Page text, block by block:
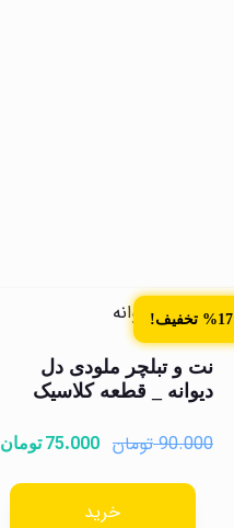
%17 تخفیف!
نت و تبلچر ملودی دل
دیوانه _ قطعه کلاسیک
90.000 تومان 75.000 تومان
خرید